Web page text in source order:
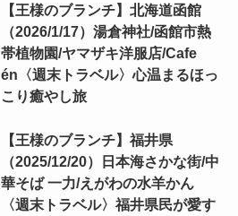
【王様のブランチ】北海道函館
（2026/1/17）湯倉神社/函館市熱
帯植物園/ヤマザキ洋服店/Cafe
én〈週末トラベル〉心温まるほっ
こり癒やし旅
【王様のブランチ】福井県
（2025/12/20）日本海さかな街/中
華そば 一力/えがわの水羊かん
〈週末トラベル〉福井県民が愛す